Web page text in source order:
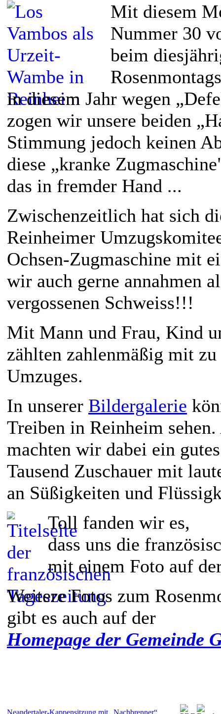
Mit diesem
Nummer 30
beim
in diesem Jahr wegen
zogen wir unsere beiden
Stimmung jedoch keinen
diese „kranke
das in fremder Hand ...
Zwischenzeitlich hat sich
Reinheimer
Ochsen-Zugmaschine mit
wir auch gerne annahmen
vergossenen Schweiss!!!
Mit Mann und Frau, Kind
zählten zahlenmäßig mit
Umzuges.
In unserer Bildergalerie
Treiben in Reinheim
machten wir dabei ein
Tausend Zuschauer mit
an Süßigkeiten und
Toll fanden wir es,
dass uns die
mit einem Foto auf
Weitere Fotos zum
gibt es auch auf der
Homepage der Gemeinde
Neandertaler-Kappensitzung mit „Nachbrenner“